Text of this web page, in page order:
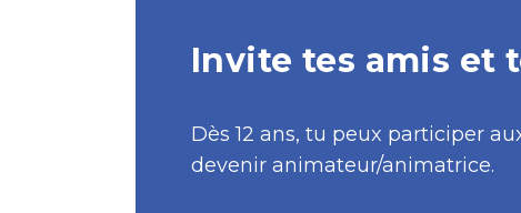
Invite tes amis et
Dès 12 ans, tu peux participer
devenir animateur/animatrice.